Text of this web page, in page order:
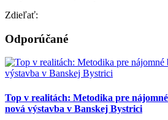
Zdieľať:
Odporúčané
Top v realitách: Metodika pre
nová výstavba v Banskej Bystrici